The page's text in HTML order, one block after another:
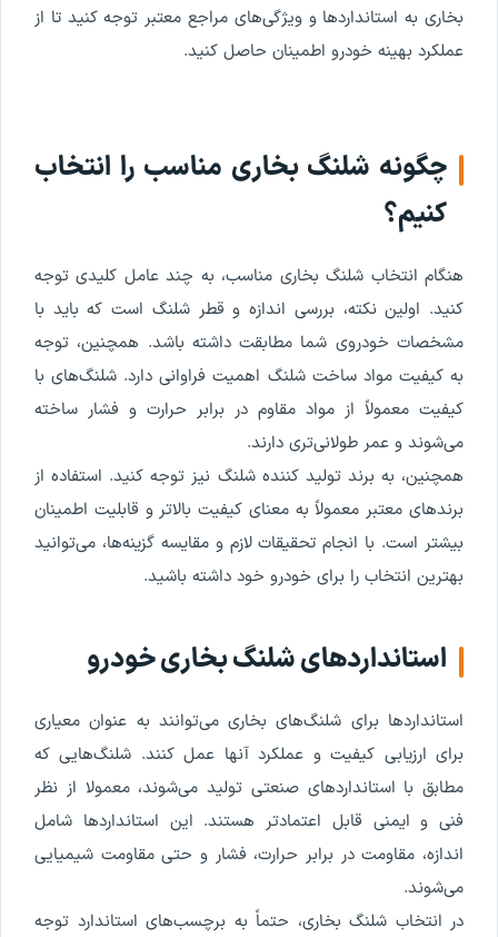
بخاری به استانداردها و ویژگی‌های مراجع معتبر توجه کنید تا از
عملکرد بهینه خودرو اطمینان حاصل کنید.
چگونه شلنگ بخاری مناسب را انتخاب
کنیم؟
هنگام انتخاب شلنگ بخاری مناسب، به چند عامل کلیدی توجه
کنید. اولین نکته، بررسی اندازه و قطر شلنگ است که باید با
مشخصات خودروی شما مطابقت داشته باشد. همچنین، توجه
به کیفیت مواد ساخت شلنگ اهمیت فراوانی دارد. شلنگ‌های با
کیفیت معمولاً از مواد مقاوم در برابر حرارت و فشار ساخته
می‌شوند و عمر طولانی‌تری دارند.
همچنین، به برند تولید کننده شلنگ نیز توجه کنید. استفاده از
برندهای معتبر معمولاً به معنای کیفیت بالاتر و قابلیت اطمینان
بیشتر است. با انجام تحقیقات لازم و مقایسه گزینه‌ها، می‌توانید
بهترین انتخاب را برای خودرو خود داشته باشید.
استانداردهای شلنگ بخاری خودرو
استانداردها برای شلنگ‌های بخاری می‌توانند به عنوان معیاری
برای ارزیابی کیفیت و عملکرد آنها عمل کنند. شلنگ‌هایی که
مطابق با استانداردهای صنعتی تولید می‌شوند، معمولا از نظر
فنی و ایمنی قابل اعتمادتر هستند. این استانداردها شامل
اندازه، مقاومت در برابر حرارت، فشار و حتی مقاومت شیمیایی
می‌شوند.
در انتخاب شلنگ بخاری، حتماً به برچسب‌های استاندارد توجه